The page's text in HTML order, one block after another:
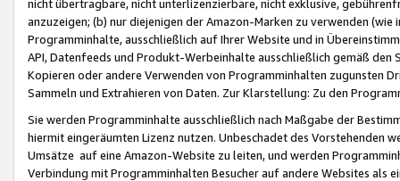
nicht übertragbare, nicht unterlizenzierbare, nicht exklusive,
anzuzeigen; (b) nur diejenigen der Amazon-Marken zu verwenden
Programminhalte, ausschließlich auf Ihrer Website und in
API, Datenfeeds und Produkt-Werbeinhalte ausschließlich gemäß
Kopieren oder andere Verwenden von Programminhalten zugunsten
Sammeln und Extrahieren von Daten. Zur Klarstellung: Zu den
Sie werden Programminhalte ausschließlich nach Maßgabe der
hiermit eingeräumten Lizenz nutzen. Unbeschadet des Vorstehenden
Umsätze auf eine Amazon-Website zu leiten, und werden
Verbindung mit Programminhalten Besucher auf andere Websites als